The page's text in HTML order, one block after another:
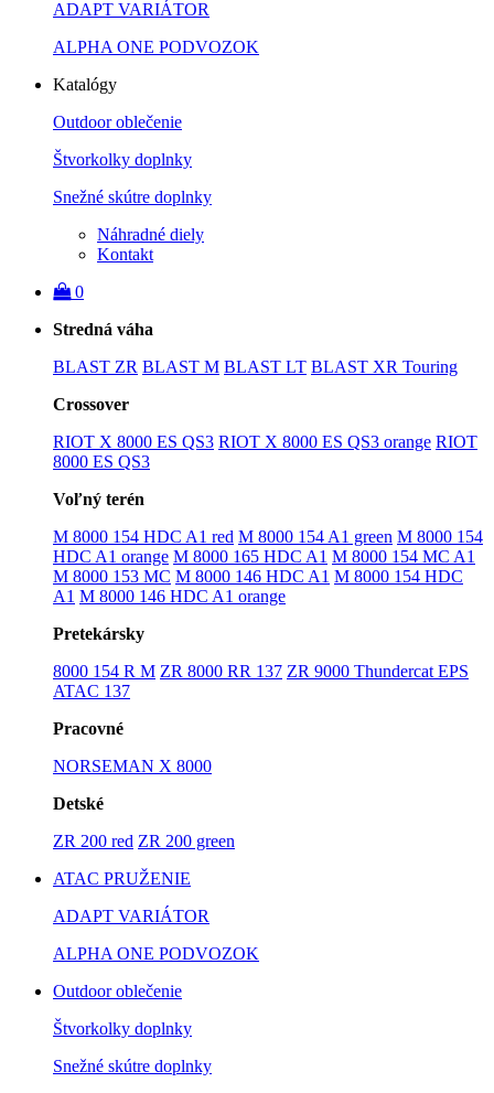
ADAPT VARIÁTOR
ALPHA ONE PODVOZOK
Katalógy
Outdoor oblečenie
Štvorkolky doplnky
Snežné skútre doplnky
Náhradné diely
Kontakt
0
Stredná váha
BLAST ZR BLAST M BLAST LT BLAST XR Touring
Crossover
RIOT X 8000 ES QS3 RIOT X 8000 ES QS3 orange RIOT
8000 ES QS3
Voľný terén
M 8000 154 HDC A1 red M 8000 154 A1 green M 8000 154
HDC A1 orange M 8000 165 HDC A1 M 8000 154 MC A1
M 8000 153 MC M 8000 146 HDC A1 M 8000 154 HDC
A1 M 8000 146 HDC A1 orange
Pretekársky
8000 154 R M ZR 8000 RR 137 ZR 9000 Thundercat EPS
ATAC 137
Pracovné
NORSEMAN X 8000
Detské
ZR 200 red ZR 200 green
ATAC PRUŽENIE
ADAPT VARIÁTOR
ALPHA ONE PODVOZOK
Outdoor oblečenie
Štvorkolky doplnky
Snežné skútre doplnky